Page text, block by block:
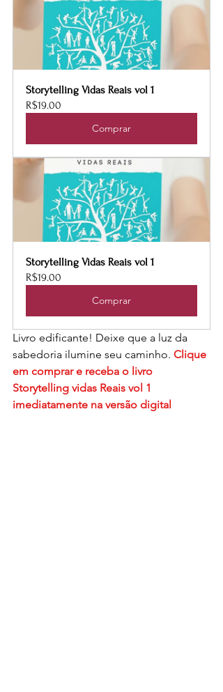
Storytelling Vidas Reais vol 1
R$19.00
Comprar
Storytelling Vidas Reais vol 1
R$19.00
Comprar
Livro edificante! Deixe que a luz da
sabedoria ilumine seu caminho. Clique
em comprar e receba o livro
Storytelling vidas Reais vol 1
imediatamente na versão digital